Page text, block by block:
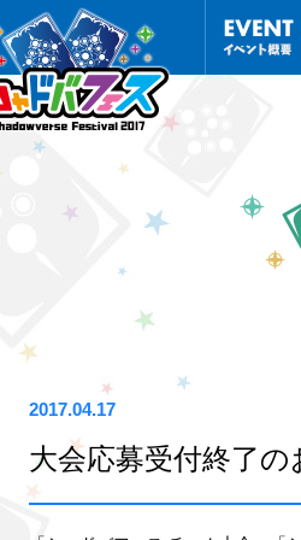
2017.04.17
大会応募受付終了の